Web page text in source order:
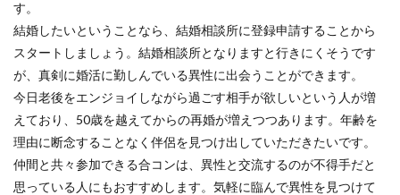
す。
結婚したいということなら、結婚相談所に登録申請することから
スタートしましょう。結婚相談所となりますと行きにくそうです
が、真剣に婚活に勤しんでいる異性に出会うことができます。
今日老後をエンジョイしながら過ごす相手が欲しいという人が増
えており、50歳を越えてからの再婚が増えつつあります。年齢を
理由に断念することなく伴侶を見つけ出していただきたいです。
仲間と共々参加できる合コンは、異性と交流するのが不得手だと
思っている人にもおすすめします。気軽に臨んで異性を見つけて